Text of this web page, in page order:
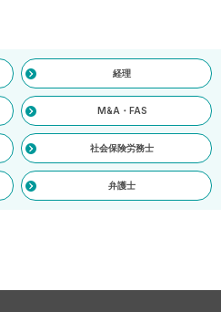
経理
M&A・FAS
社会保険労務士
弁護士